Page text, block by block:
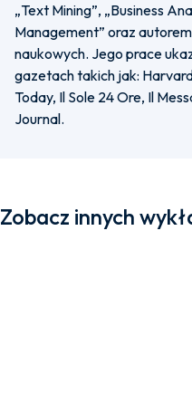
„Text Mining”, „Business
Management” oraz
naukowych. Jego prace
gazetach takich jak:
Today, Il Sole 24 Ore, Il
Journal.
Zobacz innych